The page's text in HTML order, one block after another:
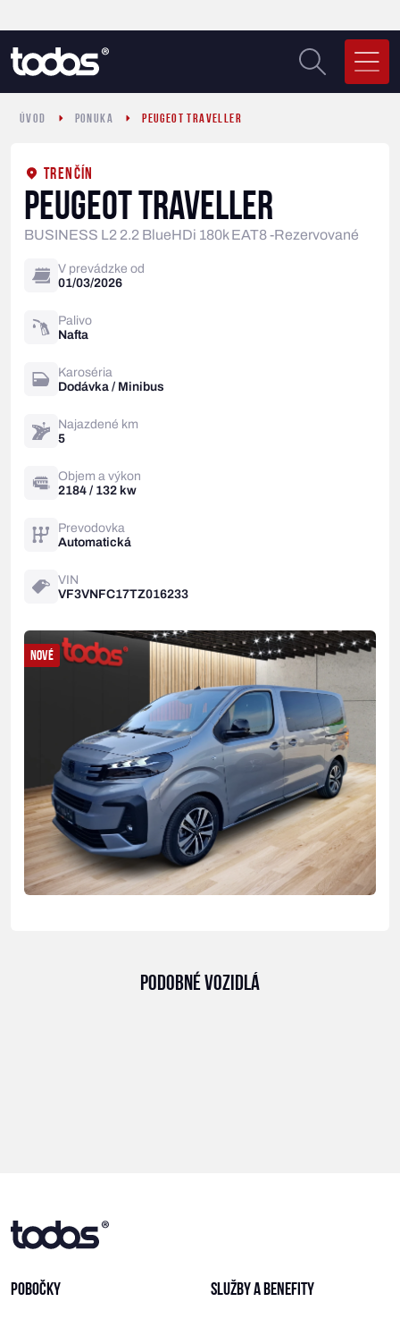
ÚVOD PONUKA PEUGEOT TRAVELLER
TRENČÍN
PEUGEOT TRAVELLER
BUSINESS L2 2.2 BlueHDi 180k EAT8 -Rezervované
V prevádzke od
01/03/2026
Palivo
Nafta
Karoséria
Dodávka / Minibus
Najazdené km
5
Objem a výkon
2184 / 132 kw
Prevodovka
Automatická
VIN
VF3VNFC17TZ016233
NOVÉ
PODOBNÉ VOZIDLÁ
Pobočky Služby a benefity